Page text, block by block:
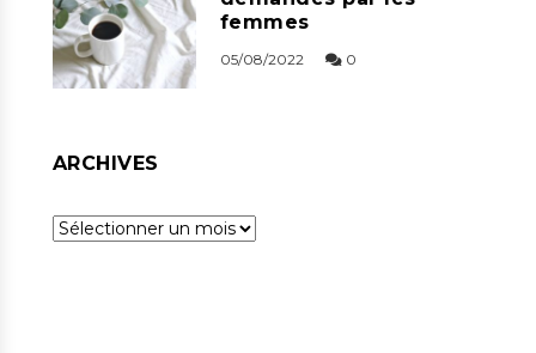
femmes
05/08/2022 0
ARCHIVES
Archives